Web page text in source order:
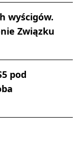
wyścigów.
Związku
pod